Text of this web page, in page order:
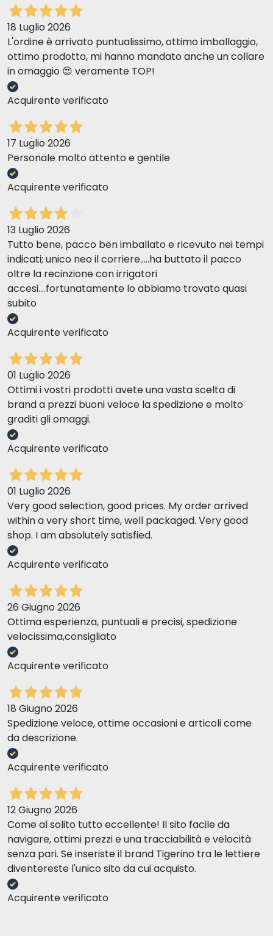
18 Luglio 2026
L'ordine è arrivato puntualissimo, ottimo imballaggio,
ottimo prodotto, mi hanno mandato anche un collare
in omaggio 😍 veramente TOP!
Acquirente verificato
17 Luglio 2026
Personale molto attento e gentile
Acquirente verificato
13 Luglio 2026
Tutto bene, pacco ben imballato e ricevuto nei tempi
indicati; unico neo il corriere.....ha buttato il pacco
oltre la recinzione con irrigatori
accesi....fortunatamente lo abbiamo trovato quasi
subito
Acquirente verificato
01 Luglio 2026
Ottimi i vostri prodotti avete una vasta scelta di
brand a prezzi buoni veloce la spedizione e molto
graditi gli omaggi.
Acquirente verificato
01 Luglio 2026
Very good selection, good prices. My order arrived
within a very short time, well packaged. Very good
shop. I am absolutely satisfied.
Acquirente verificato
26 Giugno 2026
Ottima esperienza, puntuali e precisi, spedizione
velocissima,consigliato
Acquirente verificato
18 Giugno 2026
Spedizione veloce, ottime occasioni e articoli come
da descrizione.
Acquirente verificato
12 Giugno 2026
Come al solito tutto eccellente! Il sito facile da
navigare, ottimi prezzi e una tracciabilità e velocità
senza pari. Se inseriste il brand Tigerino tra le lettiere
diventereste l'unico sito da cui acquisto.
Acquirente verificato